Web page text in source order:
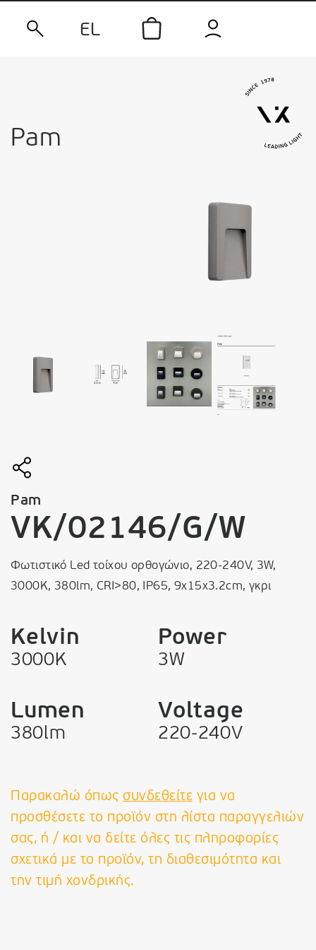
EL
Pam
Pam
VK/02146/G/W
Φωτιστικό Led τοίχου ορθογώνιο, 220-240V, 3W,
3000K, 380lm, CRI>80, IP65, 9x15x3.2cm, γκρι
Kelvin
3000K
Power
3W
Lumen
380lm
Voltage
220-240V
Παρακαλώ όπως συνδεθείτε για να
προσθέσετε το προϊόν στη λίστα παραγγελιών
σας, ή / και να δείτε όλες τις πληροφορίες
σχετικά με το προϊόν, τη διαθεσιμότητα και
την τιμή χονδρικής.